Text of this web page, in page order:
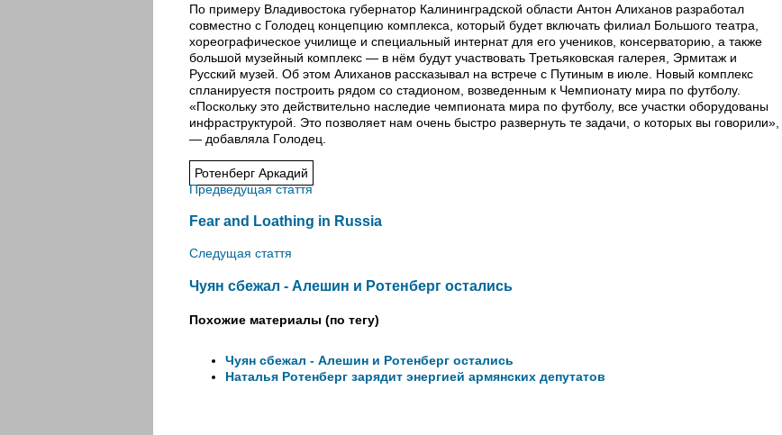
По примеру Владивостока губернатор Калининградской области Антон Алиханов разработал
совместно с Голодец концепцию комплекса, который будет включать филиал Большого театра,
хореографическое училище и специальный интернат для его учеников, консерваторию, а также
большой музейный комплекс — в нём будут участвовать Третьяковская галерея, Эрмитаж и
Русский музей. Об этом Алиханов рассказывал на встрече с Путиным в июле. Новый комплекс
спланируестя построить рядом со стадионом, возведенным к Чемпионату мира по футболу.
«Поскольку это действительно наследие чемпионата мира по футболу, все участки оборудованы
инфраструктурой. Это позволяет нам очень быстро развернуть те задачи, о которых вы говорили»,
— добавляла Голодец.
Ротенберг Аркадий
Предведущая стаття
Fear and Loathing in Russia
Следущая стаття
Чуян сбежал - Алешин и Ротенберг остались
Похожие материалы (по тегу)
Чуян сбежал - Алешин и Ротенберг остались
Наталья Ротенберг зарядит энергией армянских депутатов